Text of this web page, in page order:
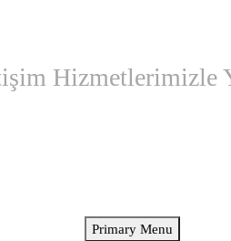
Hizmetlerimizle
Primary Menu